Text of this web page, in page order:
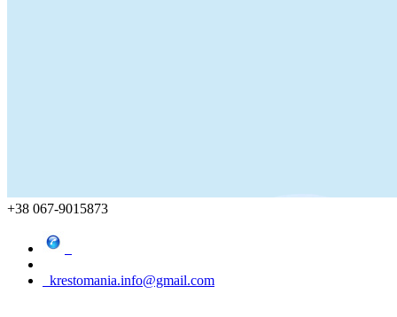
+38 067-9015873
krestomania.info@gmail.com